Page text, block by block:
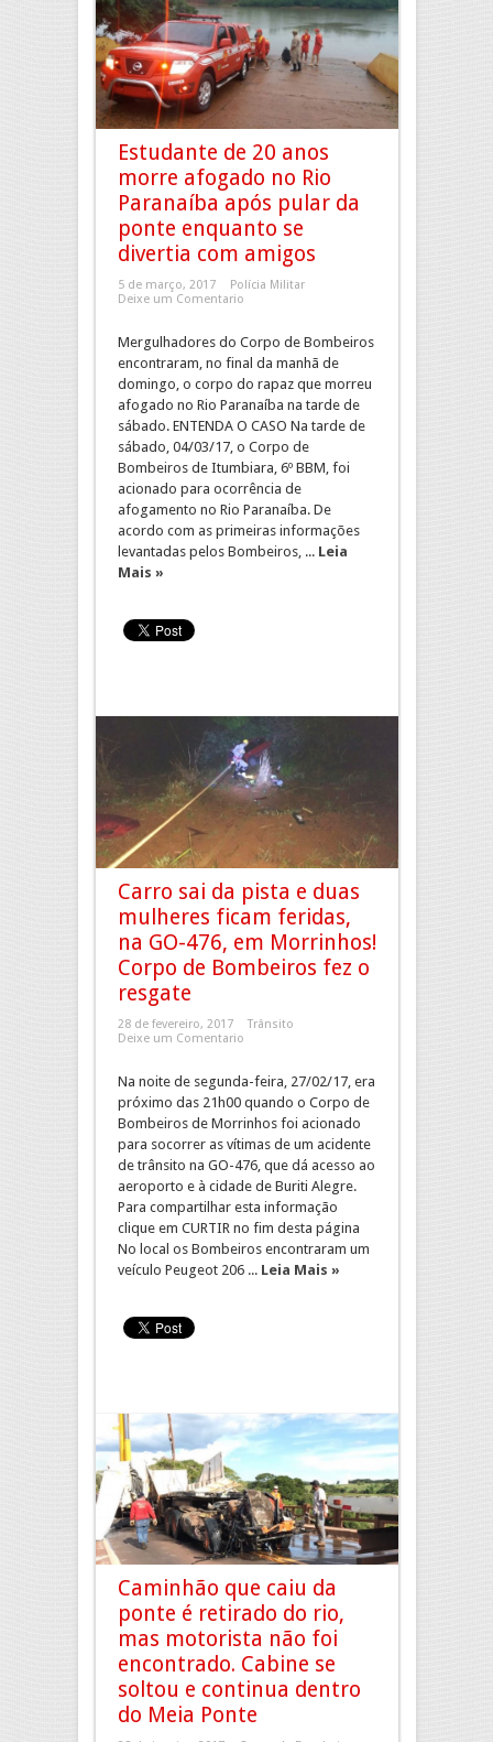
Estudante de 20 anos
morre afogado no Rio
Paranaíba após pular da
ponte enquanto se
divertia com amigos
5 de março, 2017
Polícia Militar
Deixe um Comentario
Mergulhadores do Corpo de Bombeiros
encontraram, no final da manhã de
domingo, o corpo do rapaz que morreu
afogado no Rio Paranaíba na tarde de
sábado. ENTENDA O CASO Na tarde de
sábado, 04/03/17, o Corpo de
Bombeiros de Itumbiara, 6º BBM, foi
acionado para ocorrência de
afogamento no Rio Paranaíba. De
acordo com as primeiras informações
levantadas pelos Bombeiros, ... Leia
Mais »
Carro sai da pista e duas
mulheres ficam feridas,
na GO-476, em Morrinhos!
Corpo de Bombeiros fez o
resgate
28 de fevereiro, 2017
Trânsito
Deixe um Comentario
Na noite de segunda-feira, 27/02/17, era
próximo das 21h00 quando o Corpo de
Bombeiros de Morrinhos foi acionado
para socorrer as vítimas de um acidente
de trânsito na GO-476, que dá acesso ao
aeroporto e à cidade de Buriti Alegre.
Para compartilhar esta informação
clique em CURTIR no fim desta página
No local os Bombeiros encontraram um
veículo Peugeot 206 ... Leia Mais »
Caminhão que caiu da
ponte é retirado do rio,
mas motorista não foi
encontrado. Cabine se
soltou e continua dentro
do Meia Ponte